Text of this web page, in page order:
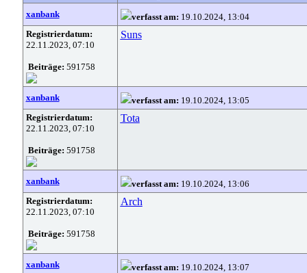
xanbank
verfasst am: 19.10.2024, 13:04
Registrierdatum:
22.11.2023, 07:10
Beiträge: 591758
Suns
xanbank verfasst am: 19.10.2024, 13:05
Registrierdatum:
22.11.2023, 07:10
Beiträge: 591758
Tota
xanbank verfasst am: 19.10.2024, 13:06
Registrierdatum:
22.11.2023, 07:10
Beiträge: 591758
Arch
xanbank verfasst am: 19.10.2024, 13:07